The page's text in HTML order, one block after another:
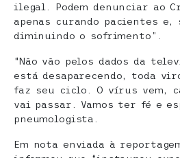
ilegal. Podem denunciar ao
apenas curando pacientes
diminuindo o sofrimento”.
“Não vão pelos dados da
está desaparecendo, toda
faz seu ciclo. O vírus vem,
vai passar. Vamos ter fé e
pneumologista.
Em nota enviada à